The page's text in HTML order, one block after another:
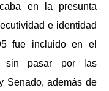
en la presunta
e identidad
fue incluido en el
sin pasar por las
Senado, además de